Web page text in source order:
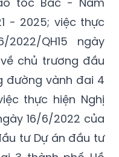
- 2025; việc thực
QH15 ngày
chủ trương đầu
đường vành đai 4
thực hiện Nghị
16/6/2022 của
tư Dự án đầu tư